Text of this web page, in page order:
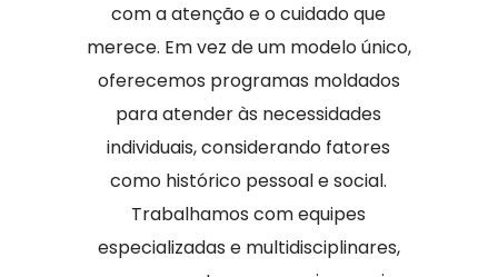
com a atenção e o cuidado que
merece. Em vez de um modelo único,
oferecemos programas moldados
para atender às necessidades
individuais, considerando fatores
como histórico pessoal e social.
Trabalhamos com equipes
especializadas e multidisciplinares,